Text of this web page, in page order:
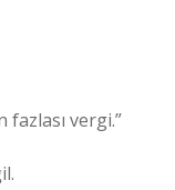
fazlası vergi.”